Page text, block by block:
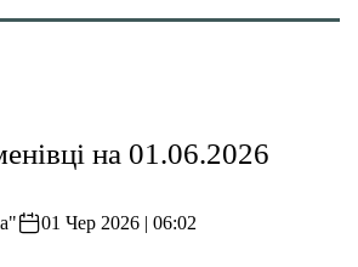
на 01.06.2026
01 Чер 2026 | 06:02